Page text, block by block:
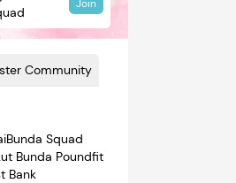
Community
Join
Squad
Bunda Poundfit
Bank